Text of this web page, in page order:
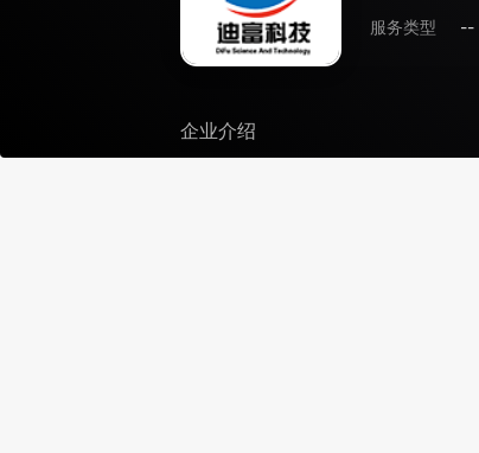
服务类型
--
企业介绍